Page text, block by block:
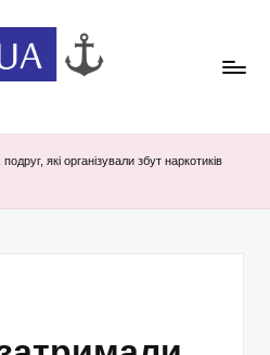
які організували збут наркотиків